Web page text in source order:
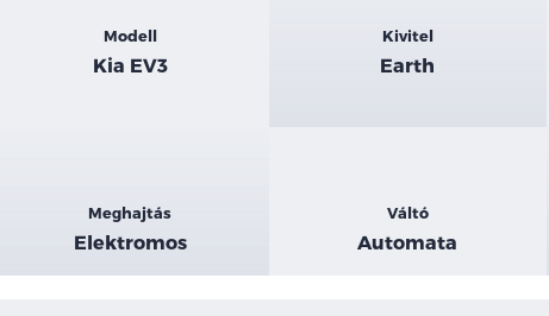
Kiemelt
adatok
Modell
Kia EV3
Kivitel
Earth
Meghajtás
Elektromos
Váltó
Automata